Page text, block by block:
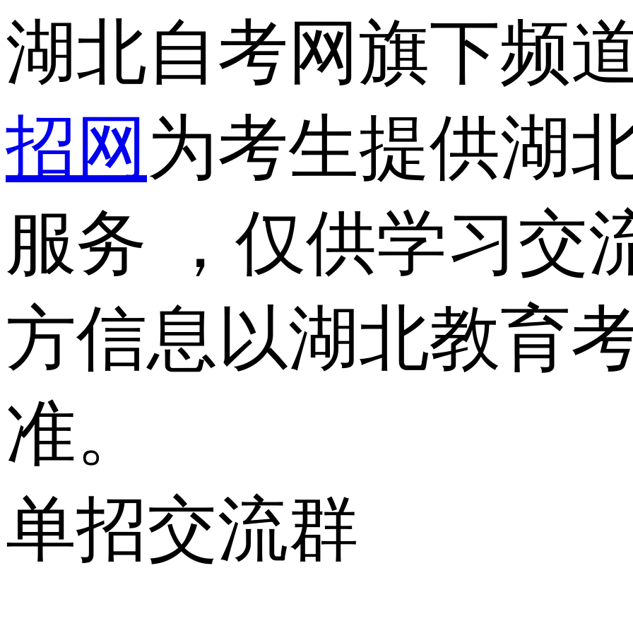
湖北自考网旗下频
招网 为考生提供湖
服务 ，仅供学习交
方信息以湖北教育
准。
单招交流群